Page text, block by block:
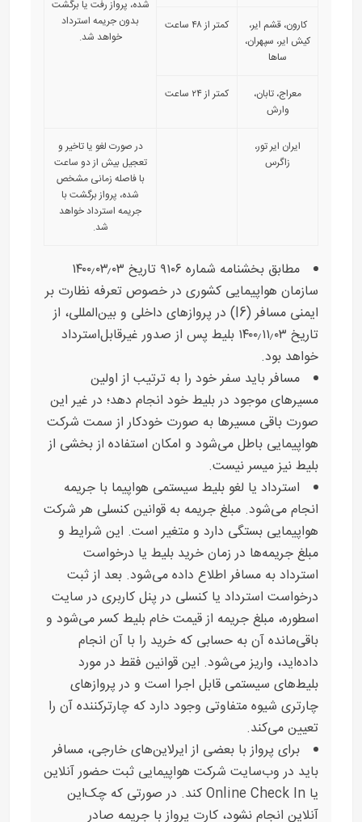
شده، پرواز رفت یا برگشت
بدون جریمه استرداد
خواهد شد.
کارون، قشم ایر،
کیش ایر، سپهران،
ساها
کمتر از ۴۸ ساعت
معراج، تابان،
وارش
کمتر از ۲۴ ساعت
ایران ایر تور،
زاگرس
در صورت لغو یا تاخیر و
تعجیل بیش از دو ساعت
با فاصله زمانی مشخص
شده، پرواز برگشت با
جریمه استرداد خواهد
شد.
مطابق بخشنامه شماره ۹۱۰۶ تاریخ ۱۴۰۰٫۰۳٫۰۳
سازمان هواپیمایی کشوری در خصوص تعرفه نظارت بر
ایمنی مسافر (I6) در پروازهای داخلی و بین‌المللی، از
تاریخ ۱۴۰۰٫۱۱٫۰۳ بلیط پس از صدور غیرقابل‌استرداد
خواهد بود.
مسافر باید سفر خود را به ترتیب از اولین
مسیرهای موجود در بلیط خود انجام دهد؛ در غیر این
صورت باقی مسیرها به صورت خودکار از سمت شرکت
هواپیمایی باطل می‌شود و امکان استفاده از بخشی از
بلیط نیز میسر نیست.
استرداد یا لغو بلیط سیستمی هواپیما با جریمه
انجام می‌شود. مبلغ جریمه به قوانین کنسلی هر شرکت
هواپیمایی بستگی دارد و متغیر است. این شرایط و
مبلغ جریمه‌ها در زمان خرید بلیط یا درخواست
استرداد به مسافر اطلاع داده می‌شود. بعد از ثبت
درخواست استرداد یا کنسلی در پنل کاربری در سایت
اسطوره، مبلغ جریمه از قیمت خام بلیط کسر می‌شود و
باقی‌مانده آن به حسابی که خرید را با آن انجام
داده‌اید، واریز می‌شود. این قوانین فقط در مورد
بلیط‌های سیستمی قابل اجرا است و در پروازهای
چارتری شیوه متفاوتی وجود دارد که چارترکننده آن را
تعیین می‌کند.
برای پرواز با بعضی از ایرلاین‌های خارجی، مسافر
باید در وب‌سایت شرکت هواپیمایی ثبت حضور آنلاین
یا Online Check In کند. در صورتی که چک‌این
آنلاین انجام نشود، کارت پرواز با جریمه صادر